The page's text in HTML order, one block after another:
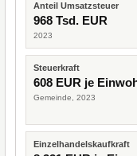
Anteil Umsatzsteuer
968 Tsd. EUR
2023
Steuerkraft
608 EUR je
Gemeinde, 2023
Einzelhandelskaufkraft